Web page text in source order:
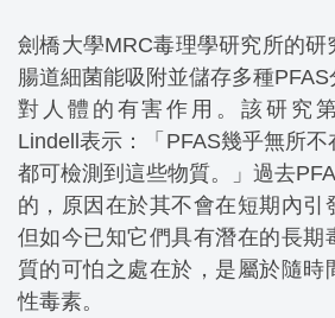
劍橋大學MRC毒理學研究所的研
腸道細菌能吸附並儲存多種
對人體的有害作用。該研究
Lindell表示：「PFAS幾乎無所
都可檢測到這些物質。」過去
的，原因在於其不會在短期內引
但如今已知它們具有潛在的長期
質的可怕之處在於，是屬於隨時
性毒素。